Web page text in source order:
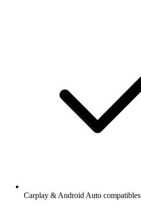
Carplay & Android Auto compatibles